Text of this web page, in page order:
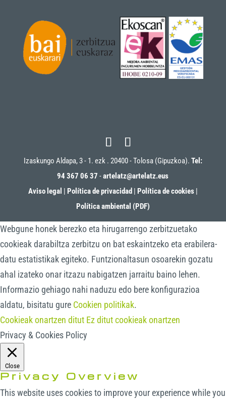
Izaskungo Aldapa, 3 - 1. ezk . 20400 - Tolosa (Gipuzkoa). Tel:
94 367 06 37 -artelatz@artelatz.eus
Aviso legal | Política de privacidad | Política de cookies|
Política ambiental (PDF)
Webgune honek berezko eta hirugarrengo zerbitzuetako
cookieak darabiltza zerbitzu on bat eskaintzeko eta erabilera-
datu estatistikak egiteko. Funtzionaltasun osoarekin gozatu
ahal izateko onar itzazu nabigatzen jarraitu baino lehen.
Informazio gehiago nahi naduzu edo bere konfigurazioa
aldatu, bisitatu gure Cookien politikak.
Cookieak onartzen ditut Ez ditut cookieak onartzen
Privacy & Cookies Policy
Close
Privacy Overview
This website uses cookies to improve your experience while you